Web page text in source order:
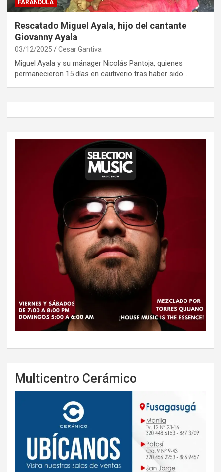
FARÁNDULA
Rescatado Miguel Ayala, hijo del cantante
Giovanny Ayala
03/12/2025 Cesar Gantiva
Miguel Ayala y su mánager Nicolás Pantoja, quienes
permanecieron 15 días en cautiverio tras haber sido…
Multicentro Cerámico